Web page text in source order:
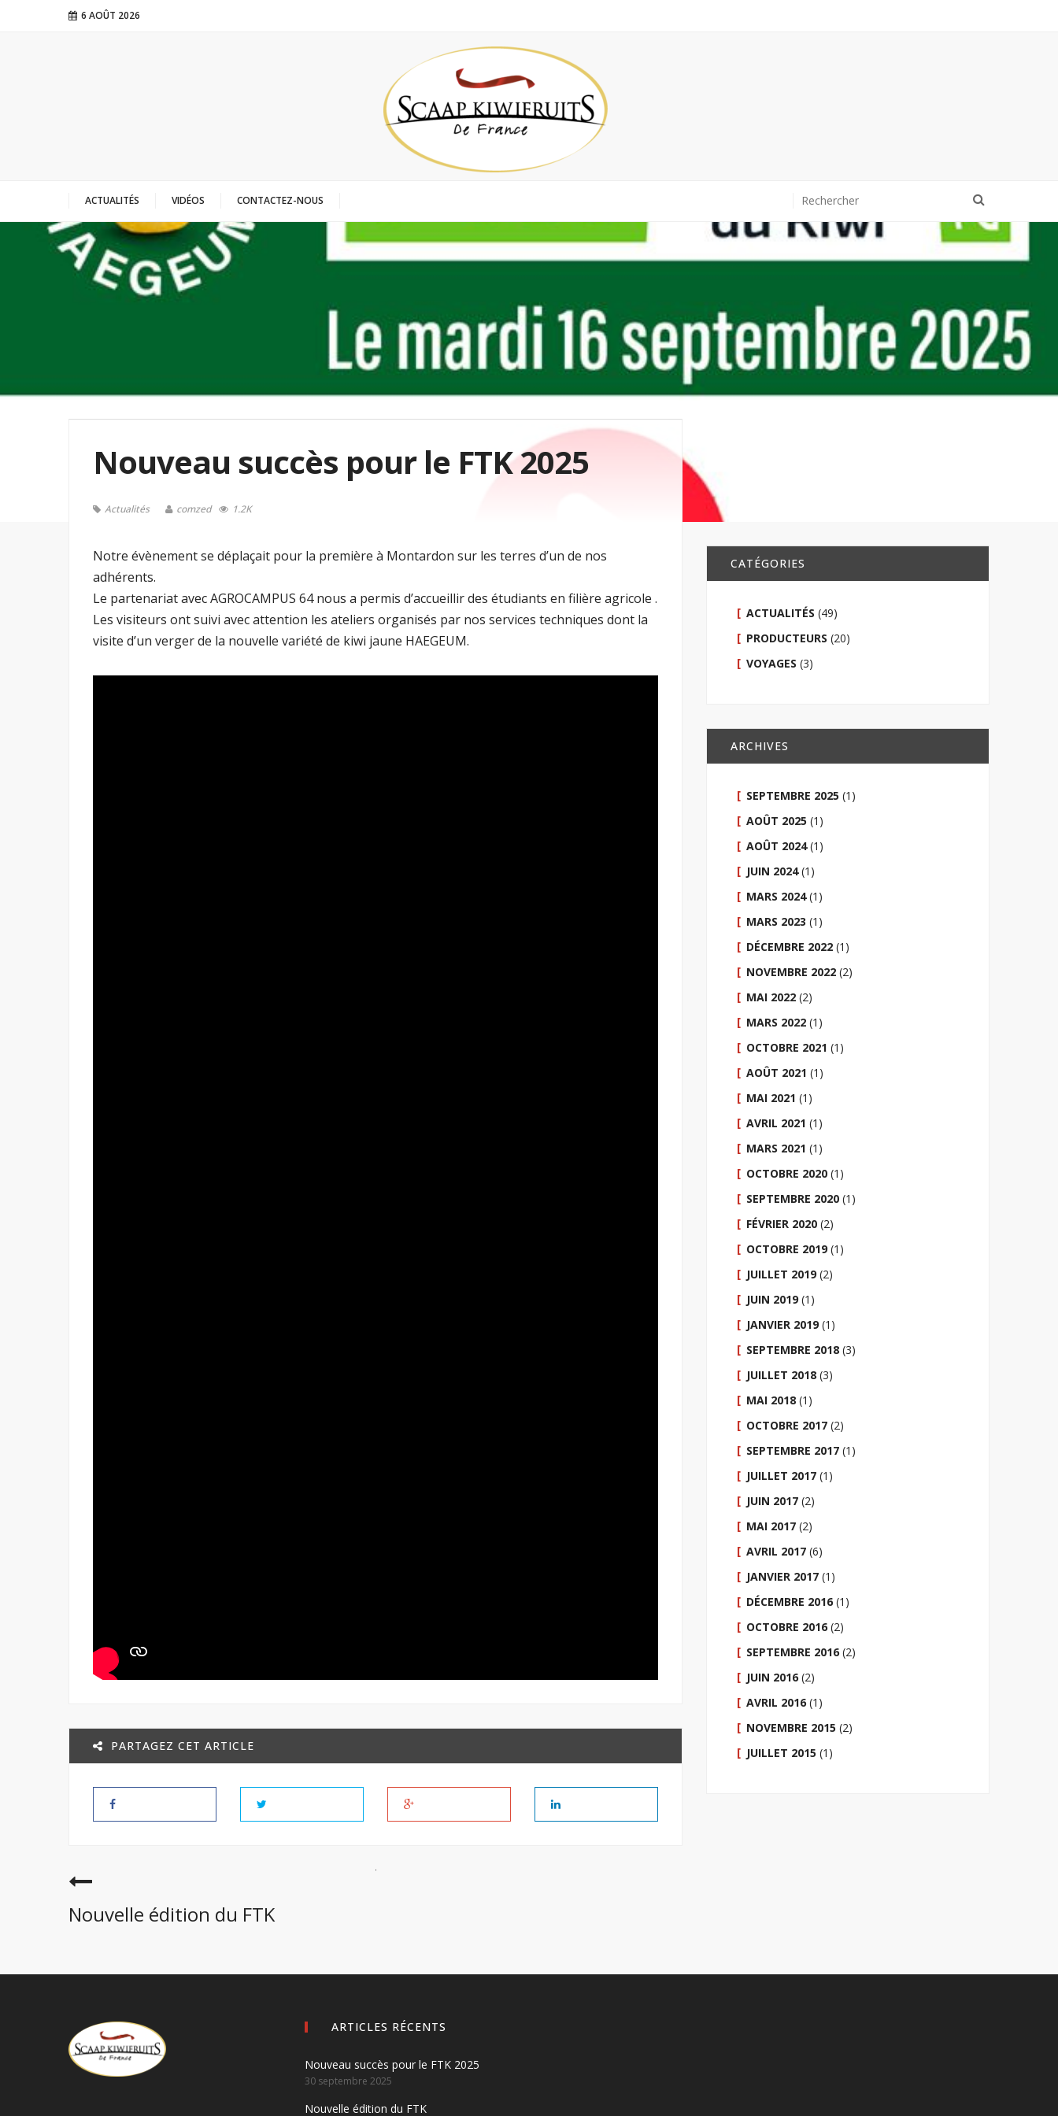
6 AOÛT 2026
ACTUALITÉS VIDÉOS CONTACTEZ-NOUS
Nouveau succès pour le FTK 2025
Actualités comzed 1.2K
Notre évènement se déplaçait pour la première à Montardon sur les terres d’un de nos
adhérents.
Le partenariat avec AGROCAMPUS 64 nous a permis d’accueillir des étudiants en filière agricole .
Les visiteurs ont suivi avec attention les ateliers organisés par nos services techniques dont la
visite d’un verger de la nouvelle variété de kiwi jaune HAEGEUM.
PARTAGEZ CET ARTICLE
Nouvelle édition du FTK
CATÉGORIES
ACTUALITÉS (49)
PRODUCTEURS (20)
VOYAGES (3)
ARCHIVES
SEPTEMBRE 2025 (1)
AOÛT 2025 (1)
AOÛT 2024(1)
JUIN 2024(1)
MARS 2024(1)
MARS 2023 (1)
DÉCEMBRE 2022 (1)
NOVEMBRE 2022 (2)
MAI 2022 (2)
MARS 2022 (1)
OCTOBRE 2021 (1)
AOÛT 2021 (1)
MAI 2021 (1)
AVRIL 2021 (1)
MARS 2021 (1)
OCTOBRE 2020 (1)
SEPTEMBRE 2020 (1)
FÉVRIER 2020 (2)
OCTOBRE 2019 (1)
JUILLET 2019 (2)
JUIN 2019 (1)
JANVIER 2019 (1)
SEPTEMBRE 2018 (3)
JUILLET 2018 (3)
MAI 2018 (1)
OCTOBRE 2017 (2)
SEPTEMBRE 2017 (1)
JUILLET 2017 (1)
JUIN 2017 (2)
MAI 2017 (2)
AVRIL 2017 (6)
JANVIER 2017 (1)
DÉCEMBRE 2016 (1)
OCTOBRE 2016 (2)
SEPTEMBRE 2016 (2)
JUIN 2016 (2)
AVRIL 2016 (1)
NOVEMBRE 2015 (2)
JUILLET 2015 (1)
ARTICLES RÉCENTS
Nouveau succès pour le FTK 2025
30 septembre 2025
Nouvelle édition du FTK